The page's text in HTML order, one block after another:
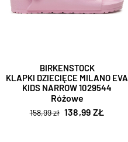
BIRKENSTOCK
KLAPKI DZIECIĘCE MILANO EVA
KIDS NARROW 1029544
Różowe
158,99 zł 138,99 ZŁ